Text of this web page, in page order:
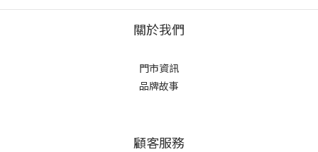
關於我們
門市資訊
品牌故事
顧客服務